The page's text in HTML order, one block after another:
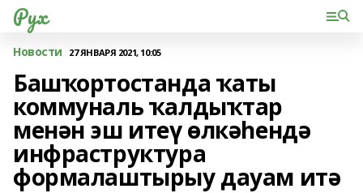
Рух
Новости 27 ЯНВАРЯ 2021, 10:05
Башҡортостанда ҡаты
коммуналь ҡалдыҡтар
менән эш итеү өлкәһендә
инфраструктура
формалаштырыу дауам итә